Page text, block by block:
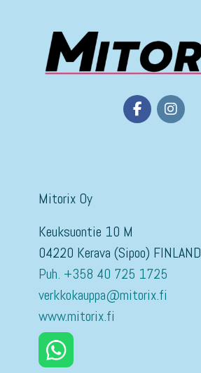
Mitorix Oy
Keuksuontie 10 M
04220 Kerava (Sipoo) FINLAND
Puh. +358 40 725 1725
verkkokauppa@mitorix.fi
www.mitorix.fi